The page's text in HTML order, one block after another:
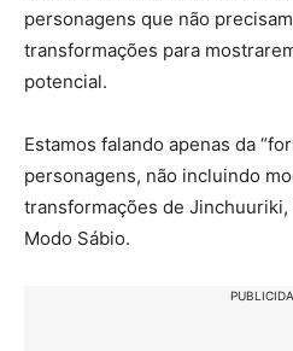
personagens que não
transformações para
potencial.
Estamos falando apenas da
personagens, não incluindo
transformações de
Modo Sábio.